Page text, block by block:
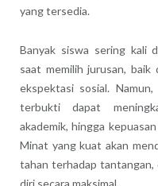
yang tersedia.
Banyak siswa sering kali
saat memilih jurusan, baik
ekspektasi sosial.
terbukti dapat
akademik, hingga
Minat yang kuat akan
tahan terhadap tantangan,